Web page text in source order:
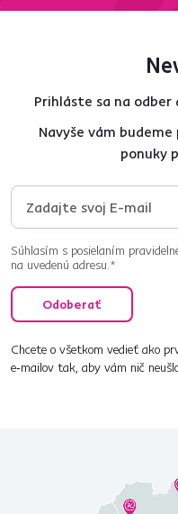
Prihláste sa na
Navyše vám
ponuky
Súhlasím s posielaním
na uvedenú adresu.*
Odoberať
Chcete o všetkom vedieť ako
e‑mailov tak, aby vám nič